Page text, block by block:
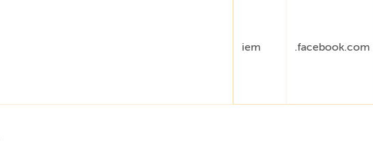
iem .facebook.com